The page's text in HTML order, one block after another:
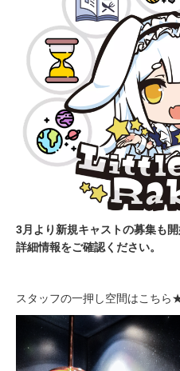
3月より新規キャストの募集も
詳細情報をご確認ください。
スタッフの一押し空間はこちら